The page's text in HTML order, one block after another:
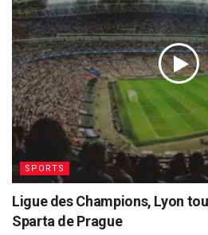
SPORTS
Ligue des Champions, Lyon
Sparta de Prague